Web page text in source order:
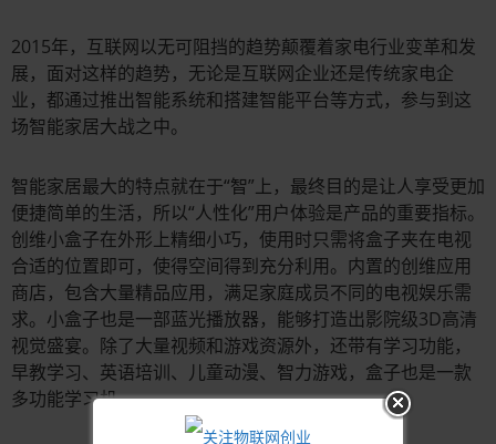
2015年，互联网以无可阻挡的趋势颠覆着家电行业变革和发
展，面对这样的趋势，无论是互联网企业还是传统家电企
业，都通过推出智能系统和搭建智能平台等方式，参与到这
场智能家居大战之中。
智能家居最大的特点就在于“智”上，最终目的是让人享受更加
便捷简单的生活，所以“人性化”用户体验是产品的重要指标。
创维小盒子在外形上精细小巧，使用时只需将盒子夹在电视
合适的位置即可，使得空间得到充分利用。内置的创维应用
商店，包含大量精品应用，满足家庭成员不同的电视娱乐需
求。小盒子也是一部蓝光播放器，能够打造出影院级3D高清
视觉盛宴。除了大量视频和游戏资源外，还带有学习功能，
早教学习、英语培训、儿童动漫、智力游戏，盒子也是一款
多功能学习机。